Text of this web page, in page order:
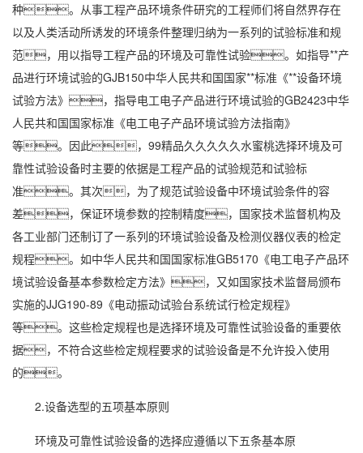
种。从事工程产品环境条件研究的工程师们将自然界存在
以及人类活动所诱发的环境条件整理归纳为一系列的试验标准和规
范，用以指导工程产品的环境及可靠性试验。如指导**产
品进行环境试验的GJB150中华人民共和国国家**标准《**设备环境
试验方法》，指导电工电子产品进行环境试验的GB2423中华
人民共和国国家标准《电工电子产品环境试验方法指南》
等。因此，99精品久久久久久水蜜桃选择环境及可
靠性试验设备时主要的依据是工程产品的试验规范和试验标
准。其次，为了规范试验设备中环境试验条件的容
差，保证环境参数的控制精度，国家技术监督机构及
各工业部门还制订了一系列的环境试验设备及检测仪器仪表的检定
规程。如中华人民共和国国家标准GB5170《电工电子产品环
境试验设备基本参数检定方法》，又如国家技术监督局颁布
实施的JJG190-89《电动振动试验台系统试行检定规程》
等。这些检定规程也是选择环境及可靠性试验设备的重要依
据，不符合这些检定规程要求的试验设备是不允许投入使用
的。
2.设备选型的五项基本原则
环境及可靠性试验设备的选择应遵循以下五条基本原